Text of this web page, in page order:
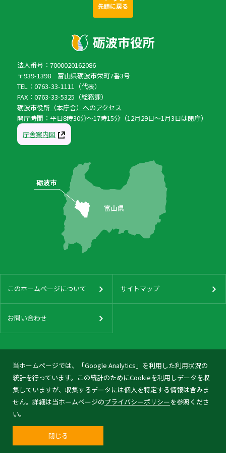
当ホームページでは、「Google Analytics」を利用した利用状況の
統計を行っています。この統計のためにCookieを利用しデータを収
集していますが、収集するデータには個人を特定する情報は含みま
せん。詳細は当ホームページのプライバシーポリシーを参照くださ
い。
閉じる
先頭に戻る
法人番号：7000020162086
〒939-1398 富山県砺波市栄町7番3号
TEL：0763-33-1111（代表）
FAX：0763-33-5325（総務課）
砺波市役所（本庁舎）へのアクセス
開庁時間：平日8時30分〜17時15分（12月29日〜1月3日は閉庁）
庁舎案内図
このホームページについて サイトマップ
お問い合わせ